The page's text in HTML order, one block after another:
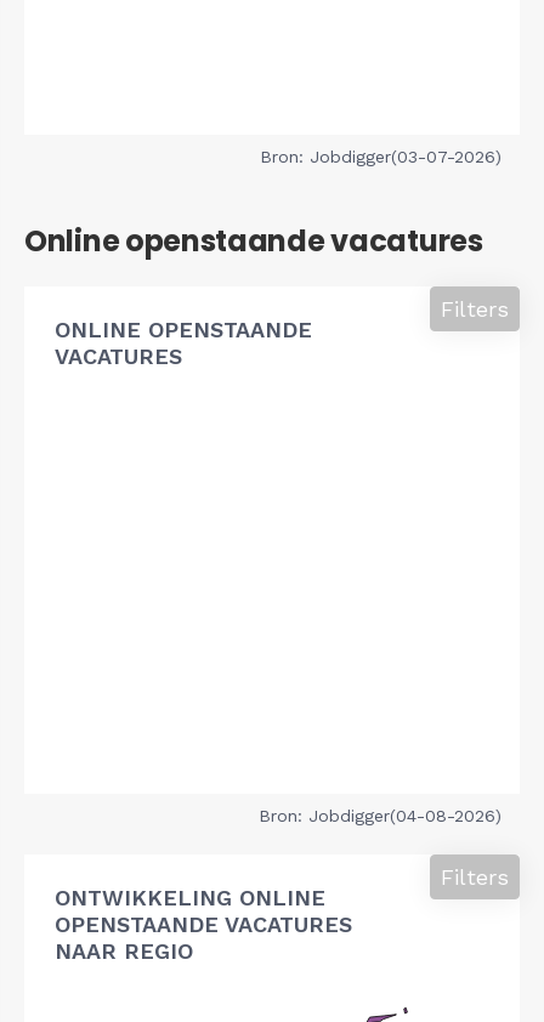
Bron: Jobdigger(03-07-2026)
Online openstaande vacatures
ONLINE OPENSTAANDE
VACATURES
Filters
Bron: Jobdigger(04-08-2026)
ONTWIKKELING ONLINE
OPENSTAANDE VACATURES
NAAR REGIO
Filters